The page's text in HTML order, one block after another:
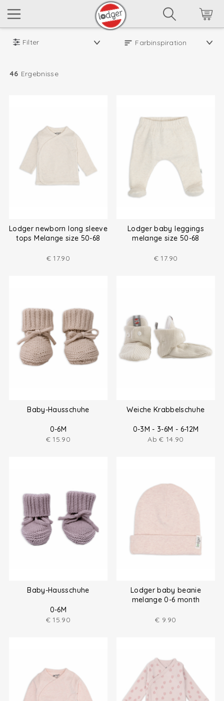
Filter
46 Ergebnisse
Lodger newborn long sleeve
tops Melange size 50-68
€ 17.90
Lodger baby leggings
melange size 50-68
€ 17.90
Baby-Hausschuhe
0-6M
€ 15.90
Weiche Krabbelschuhe
0-3M - 3-6M - 6-12M
Ab€ 14.90
Baby-Hausschuhe
0-6M
€ 15.90
Lodger baby beanie
melange 0-6 month
€ 9.90